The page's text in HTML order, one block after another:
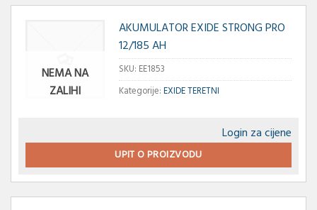
NEMA NA
ZALIHI
AKUMULATOR EXIDE STRONG PRO
12/185 AH
SKU: EE1853
Kategorije:EXIDE TERETNI
Login za cijene
UPIT O PROIZVODU